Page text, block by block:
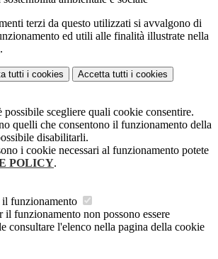
terzi da questo utilizzati si avvalgono di
ed utili alle finalità illustrate nella
.
tutti i cookies Accetta tutti i cookies
possibile scegliere quali cookie consentire.
quelli che consentono il funzionamento della
disabilitarli.
i cookie necessari al funzionamento potete
POLICY.
il funzionamento
il funzionamento non possono essere
consultare l'elenco nella pagina della cookie